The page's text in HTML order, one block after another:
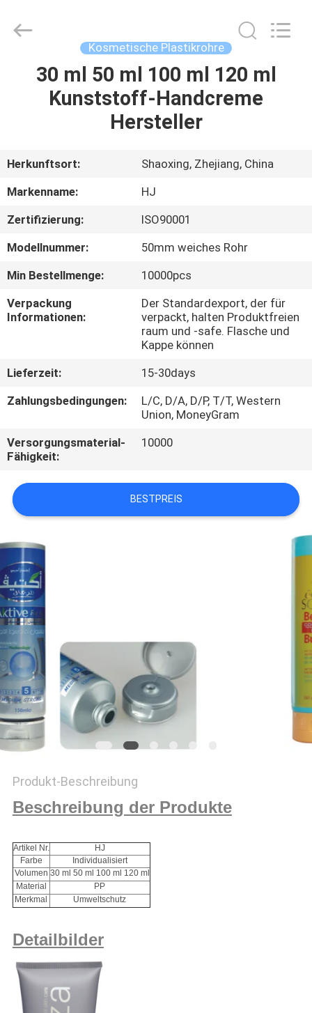
HAUS
ÜBER
UNS
FABRIK-
AUSFLUG
QUALITÄTSKONTROLLE
SIE
MIT
IN
VERBINDUNG
FORDERN
EIN
ZITAT
SITEMAP
PRIVACY
POLICY
Plastic
Kosmetische Plastikrohre
30 ml 50 ml 100 ml 120 ml
Kunststoff-Handcreme
Hersteller
Herkunftsort:
Shaoxing, Zhejiang, China
Markenname:
HJ
Zertifizierung:
ISO90001
Modellnummer:
50mm weiches Rohr
Min Bestellmenge:
10000pcs
Verpackung
Informationen:
Der Standardexport, der für
verpackt, halten Produktfreien
raum und -safe. Flasche und
Kappe können
Lieferzeit:
15-30days
Zahlungsbedingungen:
L/C, D/A, D/P, T/T, Western
Union, MoneyGram
Versorgungsmaterial-
Fähigkeit:
10000
BESTPREIS
Produkt-Beschreibung
Beschreibung der Produkte
Artikel Nr.
HJ
Farbe
Individualisiert
Volumen 30 ml 50 ml 100 ml 120 ml
Material
PP
Merkmal
Umweltschutz
Detailbilder